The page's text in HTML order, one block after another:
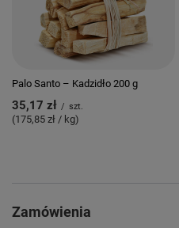
Palo Santo – Kadzidło 200 g
35,17 zł / szt.
(175,85 zł / kg)
Zamówienia